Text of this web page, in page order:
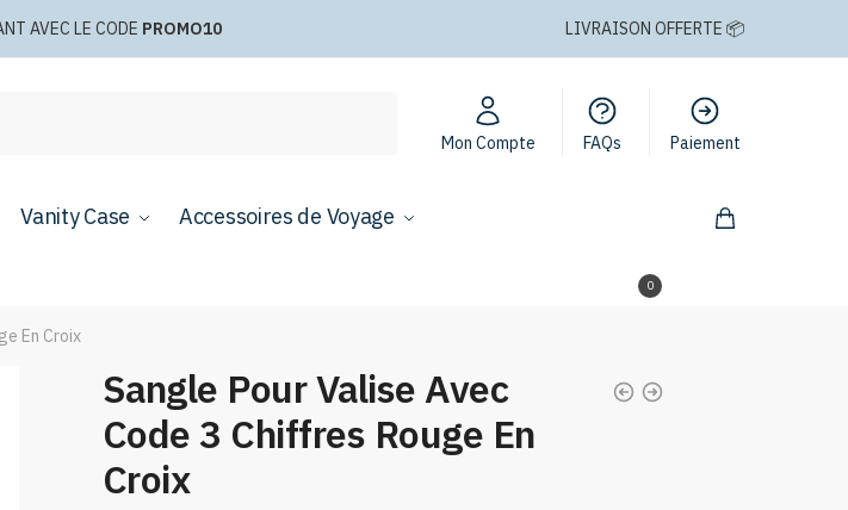
AVEC LE CODE PROMO10 LIVRAISON OFFERTE 📦
Mon Compte FAQs Paiement
Vanity Case Accessoires de Voyage
0
En Croix
Sangle Pour Valise Avec
Code 3 Chiffres Rouge En
Croix